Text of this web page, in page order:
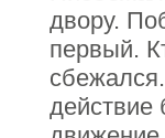
двору.
первый.
действие